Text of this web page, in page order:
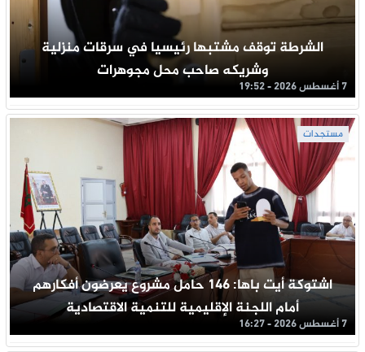
الشرطة توقف مشتبها رئيسيا في سرقات منزلية
وشريكه صاحب محل مجوهرات
7 أغسطس 2026 - 19:52
مستجدات
اشتوكة أيت باها: 146 حامل مشروع يعرضون أفكارهم
أمام اللجنة الإقليمية للتنمية الاقتصادية
7 أغسطس 2026 - 16:27